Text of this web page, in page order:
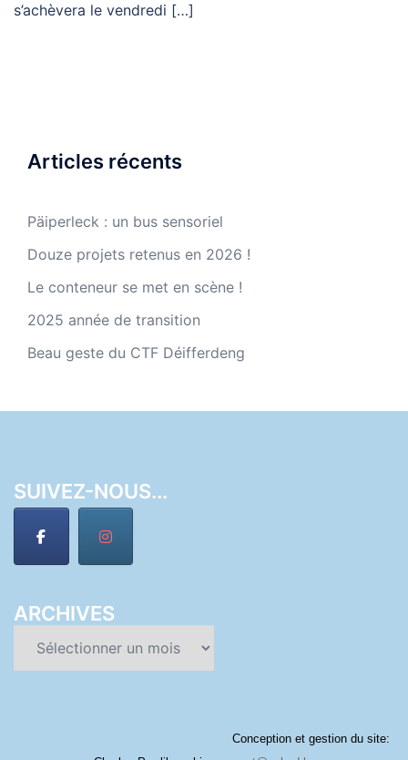
s’achèvera le vendredi […]
Articles récents
Päiperleck : un bus sensoriel
Douze projets retenus en 2026 !
Le conteneur se met en scène !
2025 année de transition
Beau geste du CTF Déifferdeng
SUIVEZ-NOUS...
ARCHIVES
Conception et gestion du site: